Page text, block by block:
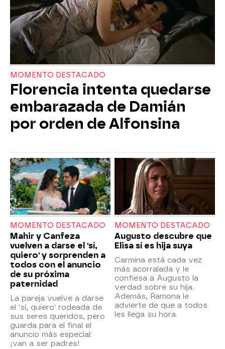
MOMENTO DESTACADO
Florencia intenta quedarse
embarazada de Damián
por orden de Alfonsina
MOMENTO DESTACADO
Mahir y Canfeza
vuelven a darse el 'sí,
quiero' y sorprenden a
todos con el anuncio
de su próxima
paternidad
La pareja vuelve a darse
el 'sí, quiero' rodeada de
sus seres queridos, pero
guarda para el final el
anuncio más especial:
¡van a ser padres!
MOMENTO DESTACADO
Augusto descubre que
Elisa sí es hija suya
Carmina está cada vez
más acorralada y le
confiesa a Augusto la
verdad sobre su hija.
Además, Ramona le
advierte de que a todos
les llega su hora.